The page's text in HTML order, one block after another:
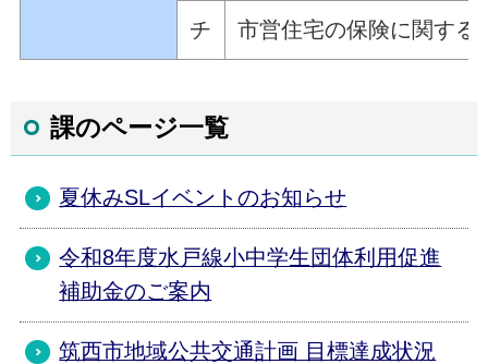
チ 市営住宅の保険に関する
課のページ一覧
夏休みSLイベントのお知らせ
令和8年度水戸線小中学生団体利用促進
補助金のご案内
筑西市地域公共交通計画 目標達成状況